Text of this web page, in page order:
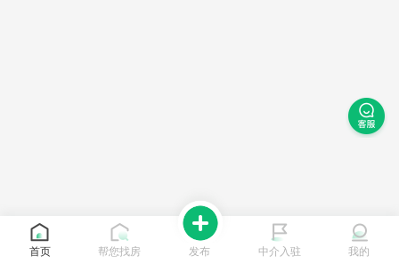
首页 帮您找房 发布 中介入驻 我的